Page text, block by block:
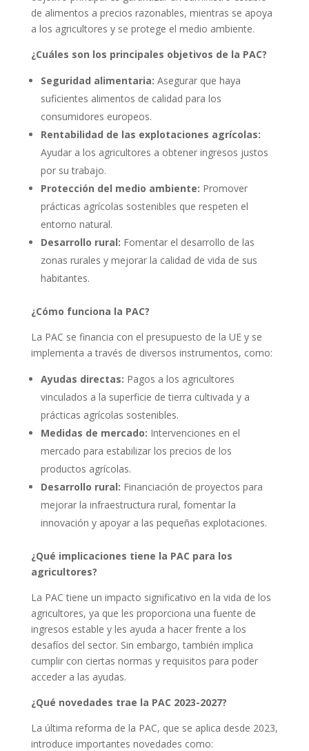
de alimentos a precios razonables, mientras se apoya
a los agricultores y se protege el medio ambiente.
¿Cuáles son los principales objetivos de la PAC?
Seguridad alimentaria: Asegurar que haya
suficientes alimentos de calidad para los
consumidores europeos.
Rentabilidad de las explotaciones agrícolas:
Ayudar a los agricultores a obtener ingresos justos
por su trabajo.
Protección del medio ambiente: Promover
prácticas agrícolas sostenibles que respeten el
entorno natural.
Desarrollo rural: Fomentar el desarrollo de las
zonas rurales y mejorar la calidad de vida de sus
habitantes.
¿Cómo funciona la PAC?
La PAC se financia con el presupuesto de la UE y se
implementa a través de diversos instrumentos, como:
Ayudas directas: Pagos a los agricultores
vinculados a la superficie de tierra cultivada y a
prácticas agrícolas sostenibles.
Medidas de mercado: Intervenciones en el
mercado para estabilizar los precios de los
productos agrícolas.
Desarrollo rural: Financiación de proyectos para
mejorar la infraestructura rural, fomentar la
innovación y apoyar a las pequeñas explotaciones.
¿Qué implicaciones tiene la PAC para los
agricultores?
La PAC tiene un impacto significativo en la vida de los
agricultores, ya que les proporciona una fuente de
ingresos estable y les ayuda a hacer frente a los
desafíos del sector. Sin embargo, también implica
cumplir con ciertas normas y requisitos para poder
acceder a las ayudas.
¿Qué novedades trae la PAC 2023-2027?
La última reforma de la PAC, que se aplica desde 2023,
introduce importantes novedades como: